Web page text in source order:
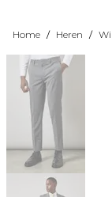
Home / Heren /